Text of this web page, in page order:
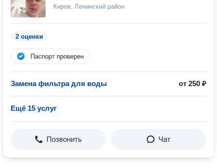
Киров, Ленинский район
2 оценки
Паспорт проверен
Замена фильтра для воды от 250 ₽
Ещё 15 услуг
Позвонить Чат